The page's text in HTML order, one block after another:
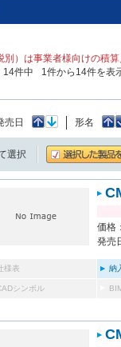
）は事業者様向けの積
14件中 1件から 14件を表
売日 形名
選択
価格
発売
様表 納
シンボル